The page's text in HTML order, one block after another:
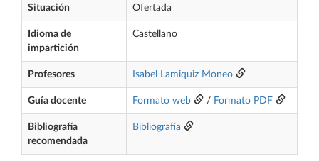
Situación Ofertada
Idioma de
impartición
Castellano
Profesores Isabel Lamiquiz Moneo
Guía docente Formato web / Formato PDF
Bibliografía
recomendada
Bibliografía